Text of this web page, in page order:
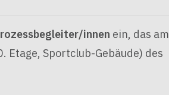
innen ein, das am
Etage, Sportclub-Gebäude) des